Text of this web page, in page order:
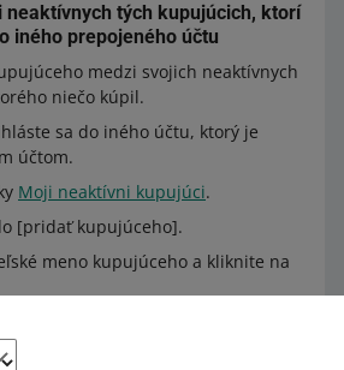
tých kupujúcich, ktorí
iného prepojeného účtu
medzi svojich neaktívnych
niečo kúpil.
sa do iného účtu, ktorý je
účtom.
Moji neaktívni kupujúci.
[pridať kupujúceho].
meno kupujúceho a kliknite na
zo zoznamu neaktívnych